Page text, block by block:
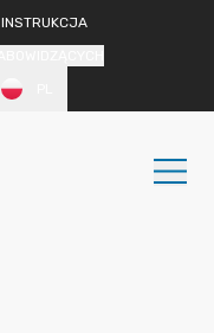
INSTRUKCJA